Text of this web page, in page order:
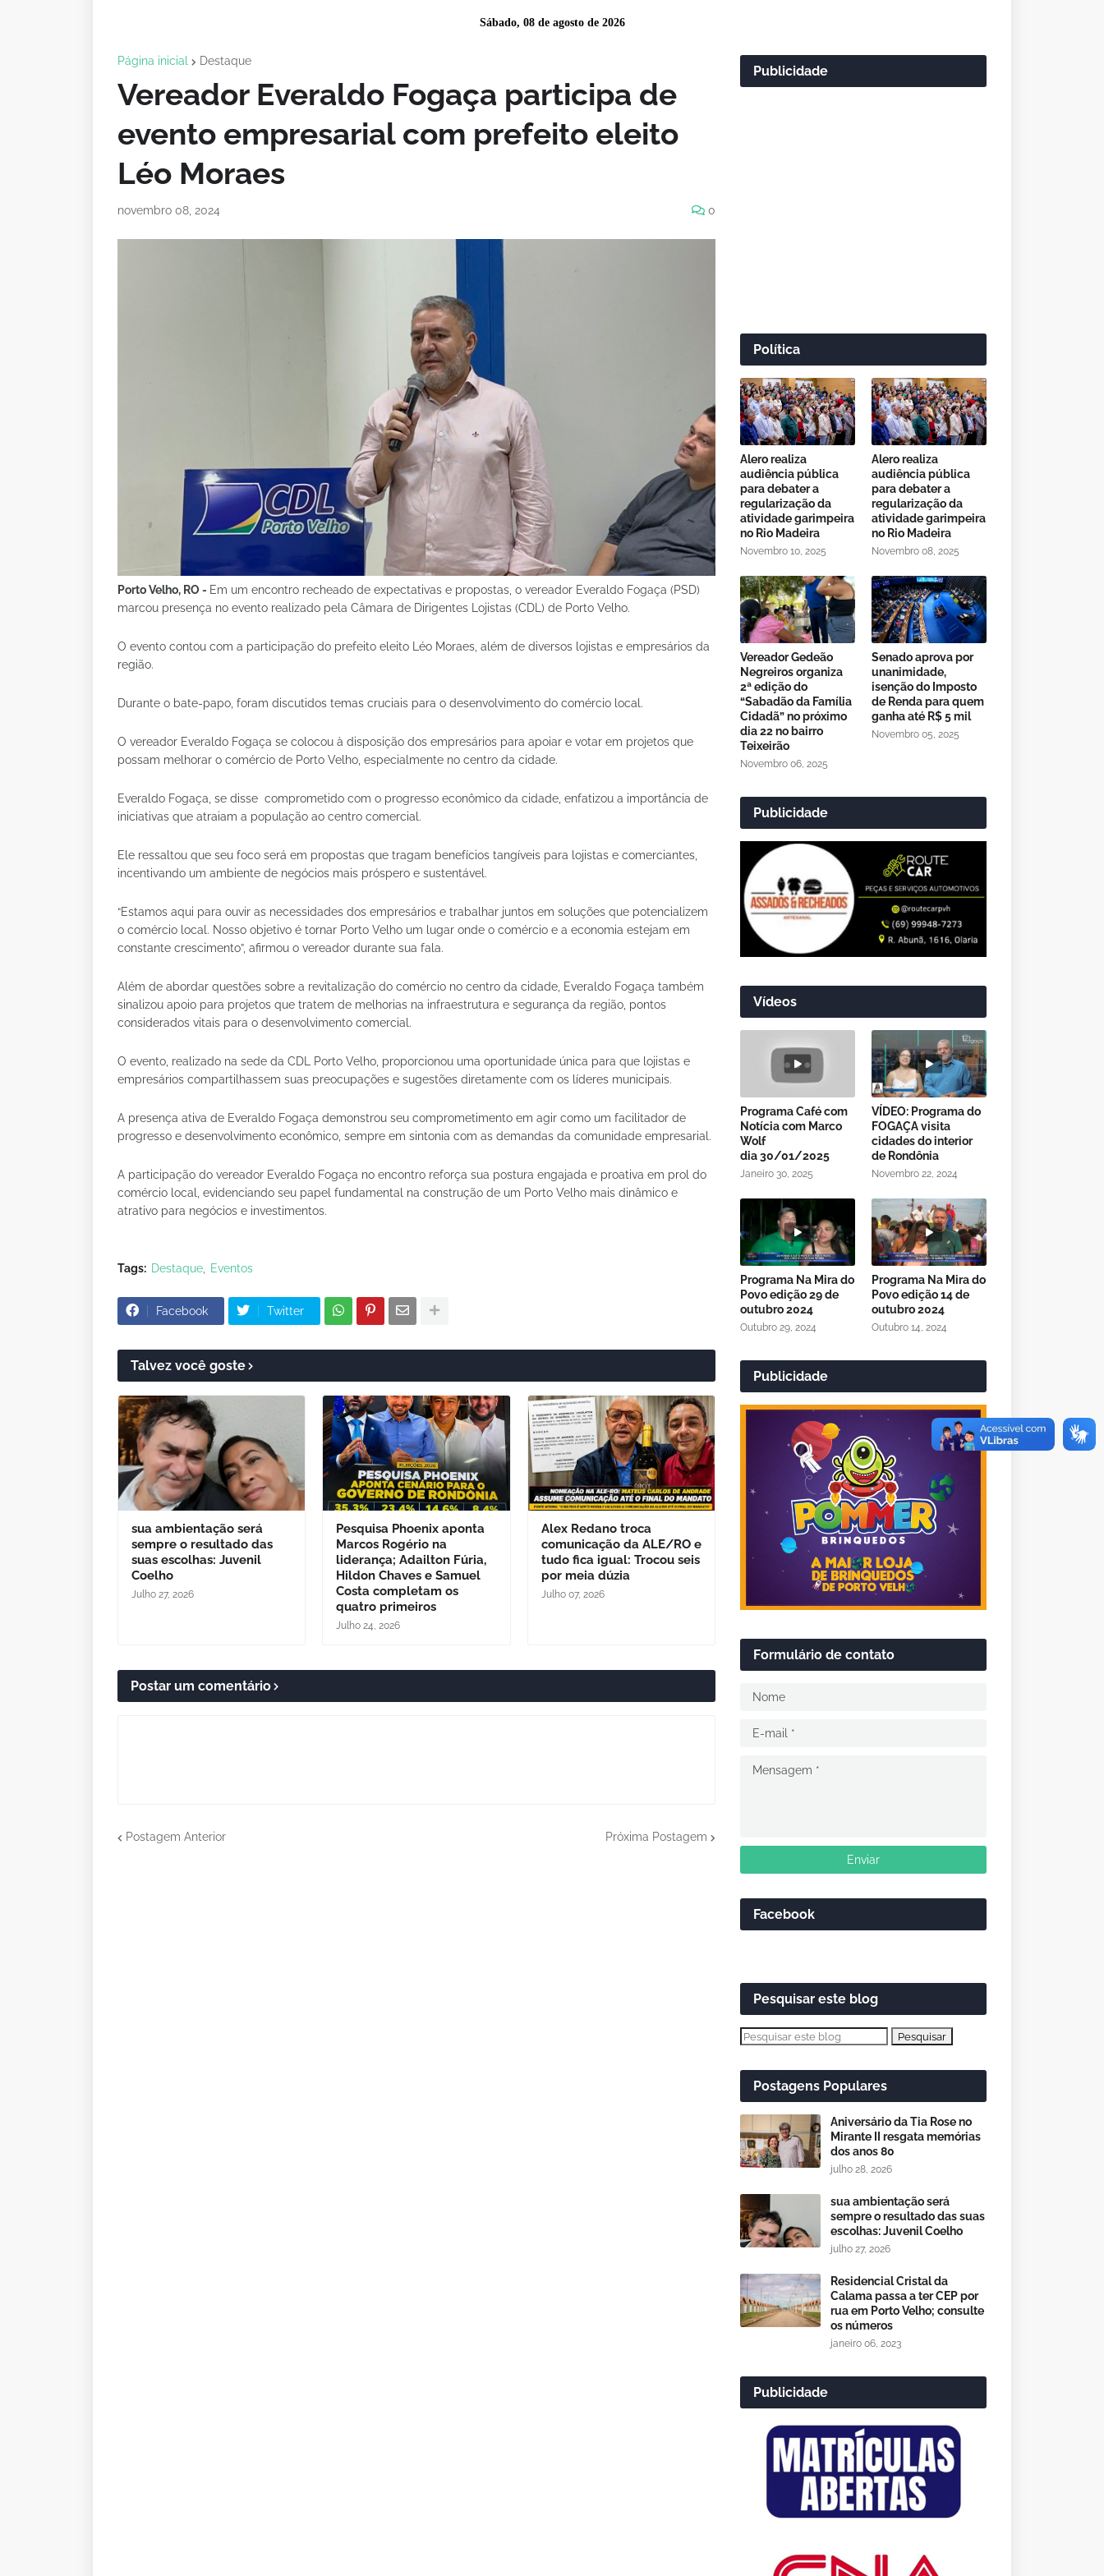
Sábado, 08 de agosto de 2026
Página inicial Destaque
Vereador Everaldo Fogaça participa de
evento empresarial com prefeito eleito
Léo Moraes
novembro 08, 2024 0
Porto Velho, RO - Em um encontro recheado de expectativas e propostas, o vereador Everaldo Fogaça (PSD)
marcou presença no evento realizado pela Câmara de Dirigentes Lojistas (CDL) de Porto Velho.
O evento contou com a participação do prefeito eleito Léo Moraes, além de diversos lojistas e empresários da
região.
Durante o bate-papo, foram discutidos temas cruciais para o desenvolvimento do comércio local.
O vereador Everaldo Fogaça se colocou à disposição dos empresários para apoiar e votar em projetos que
possam melhorar o comércio de Porto Velho, especialmente no centro da cidade.
Everaldo Fogaça, se disse comprometido com o progresso econômico da cidade, enfatizou a importância de
iniciativas que atraiam a população ao centro comercial.
Ele ressaltou que seu foco será em propostas que tragam benefícios tangíveis para lojistas e comerciantes,
incentivando um ambiente de negócios mais próspero e sustentável.
“Estamos aqui para ouvir as necessidades dos empresários e trabalhar juntos em soluções que potencializem
o comércio local. Nosso objetivo é tornar Porto Velho um lugar onde o comércio e a economia estejam em
constante crescimento”, afirmou o vereador durante sua fala.
Além de abordar questões sobre a revitalização do comércio no centro da cidade, Everaldo Fogaça também
sinalizou apoio para projetos que tratem de melhorias na infraestrutura e segurança da região, pontos
considerados vitais para o desenvolvimento comercial.
O evento, realizado na sede da CDL Porto Velho, proporcionou uma oportunidade única para que lojistas e
empresários compartilhassem suas preocupações e sugestões diretamente com os líderes municipais.
A presença ativa de Everaldo Fogaça demonstrou seu comprometimento em agir como um facilitador de
progresso e desenvolvimento econômico, sempre em sintonia com as demandas da comunidade empresarial.
A participação do vereador Everaldo Fogaça no encontro reforça sua postura engajada e proativa em prol do
comércio local, evidenciando seu papel fundamental na construção de um Porto Velho mais dinâmico e
atrativo para negócios e investimentos.
Tags: Destaque Eventos
Facebook Twitter
Talvez você goste
sua ambientação será
sempre o resultado das
suas escolhas: Juvenil
Coelho
Julho 27, 2026
Pesquisa Phoenix aponta
Marcos Rogério na
liderança; Adailton Fúria,
Hildon Chaves e Samuel
Costa completam os
quatro primeiros
Julho 24, 2026
Alex Redano troca
comunicação da ALE/RO e
tudo fica igual: Trocou seis
por meia dúzia
Julho 07, 2026
Postar um comentário
Postagem Anterior Próxima Postagem
Publicidade
Política
Alero realiza
audiência pública
para debater a
regularização da
atividade garimpeira
no Rio Madeira
Novembro 10, 2025
Alero realiza
audiência pública
para debater a
regularização da
atividade garimpeira
no Rio Madeira
Novembro 08, 2025
Vereador Gedeão
Negreiros organiza
2ª edição do
“Sabadão da Família
Cidadã” no próximo
dia 22 no bairro
Teixeirão
Novembro 06, 2025
Senado aprova por
unanimidade,
isenção do Imposto
de Renda para quem
ganha até R$ 5 mil
Novembro 05, 2025
Publicidade
Vídeos
Programa Café com
Notícia com Marco
Wolf
dia 30/01/2025
Janeiro 30, 2025
VÍDEO: Programa do
FOGAÇA visita
cidades do interior
de Rondônia
Novembro 22, 2024
Programa Na Mira do
Povo edição 29 de
outubro 2024
Outubro 29, 2024
Programa Na Mira do
Povo edição 14 de
outubro 2024
Outubro 14, 2024
Publicidade
Formulário de contato
Facebook
Pesquisar este blog
Postagens Populares
Aniversário da Tia Rose no
Mirante II resgata memórias
dos anos 80
julho 28, 2026
sua ambientação será
sempre o resultado das suas
escolhas: Juvenil Coelho
julho 27, 2026
Residencial Cristal da
Calama passa a ter CEP por
rua em Porto Velho; consulte
os números
janeiro 06, 2023
Publicidade